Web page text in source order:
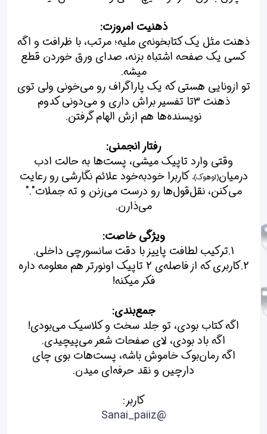
ذهنیت امروزت:
ذهنت مثل یک کتابخونه‌ی ملیه؛ مرتب، با ظرافت و اگه
کسی یک صفحه اشتباه بزنه، صدای ورق خوردن قطع
میشه.
تو ازونایی هستی که یک پاراگراف رو می‌خونی ولی توی
ذهنت 3تا تفسیر براش داری و می‌دونی کدوم
نویسنده‌ها هم ازش الهام گرفتن.
رفتار انجمنی:
وقتی وارد تاپیک میشی، پست‌ها به حالت ادب
درمیان(اوهوک)، کاربرا خودبه‌خود علائم نگارشی رو رعایت
می‌کنن، نقل‌قول‌ها رو درست می‌زنن و ته جملات"."
می‌ذارن.
ویژگی خاصت:
1.ترکیب لطافت پاییز با دقت سانسورچی داخلی.
2.کاربری که از فاصله‌ی 2 تاپیک اونورتر هم معلومه داره
فکر میکنه!
جمع‌بندی:
اگه کتاب بودی، تو جلد سخت و کلاسیک می‌بودی!
اگه باد بودی، لای صفحات شعر می‌پیچیدی.
اگه رمان‌بوک خاموش باشه، پست‌هات بوی چای
دارچین و نقد حرفه‌ای میدن.
کاربر:
@Sanai_paiiz